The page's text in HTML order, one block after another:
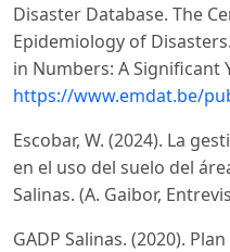
Disaster Database. The
Epidemiology of
in Numbers: A Significant
https://www.emdat.be/
Escobar, W. (2024). La
en el uso del suelo del
Salinas. (A. Gaibor,
GADP Salinas. (2020).